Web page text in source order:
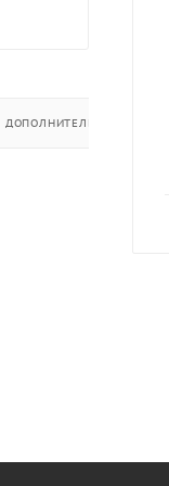
ДОПОЛНИТЕЛЬНО